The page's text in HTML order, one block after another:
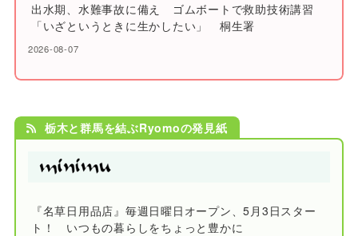
出水期、水難事故に備え ゴムボートで救助技術講習
「いざというときに生かしたい」 桐生署
2026-08-07
栃木と群馬を結ぶRyomoの発見紙
『名草日用品店』毎週日曜日オープン、5月3日スター
ト！ いつもの暮らしをちょっと豊かに